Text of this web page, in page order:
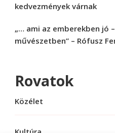
kedvezmények várnak
„… ami az emberekben jó
művészetben” – Rófusz
Rovatok
Közélet